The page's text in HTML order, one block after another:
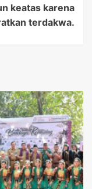
keatas karena
terdakwa.